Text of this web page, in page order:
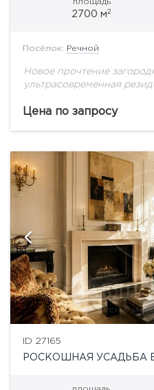
площадь
2700 м2
Посёлок: Речной
Новое прочтение
ультрасовременная
Цена по запросу
ID 27165
РОСКОШНАЯ УСАДЬБА